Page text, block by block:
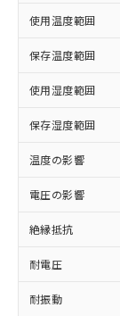
使用温度範囲
保存温度範囲
使用湿度範囲
保存湿度範囲
温度の影響
電圧の影響
絶縁抵抗
耐電圧
耐振動
ご利
以下の
(
対応予
商品です
対応予
非含有
定はあ
調査
非含有
非該当
害物
仕入先
いた
むを
*EU
※1 中
「○」
基準
「×」
基準
「－
い合わ